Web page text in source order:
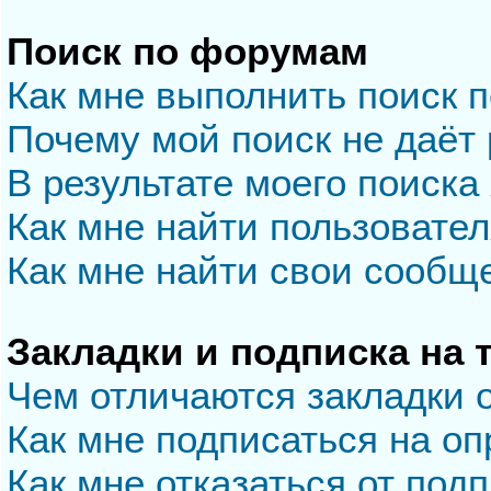
Поиск по форумам
Как мне выполнить
Почему мой поиск не даёт
В результате моего
Как мне найти
Как мне найти свои
Закладки и подписка на
Чем отличаются закладки
Как мне подписаться на